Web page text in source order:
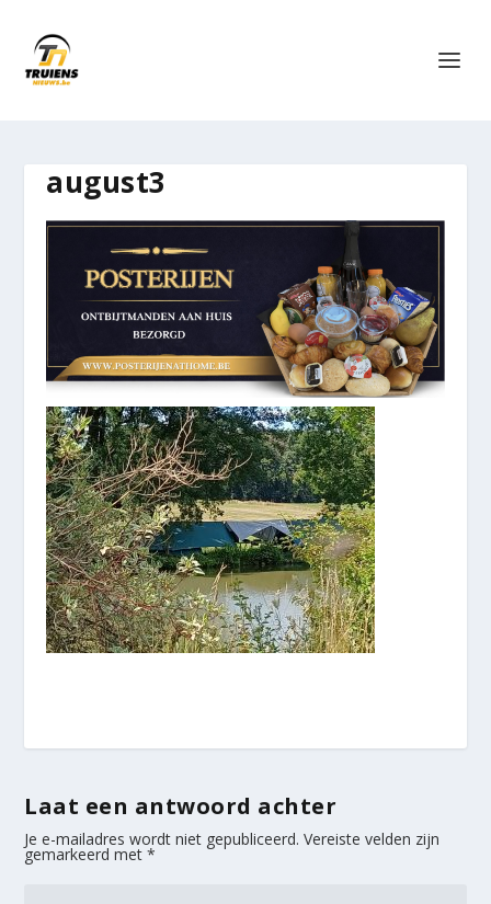
august3
Laat een antwoord achter
Je e-mailadres wordt niet gepubliceerd. Vereiste velden zijn
gemarkeerd met*